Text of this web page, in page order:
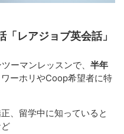
レアジョブ英会話」
ーマンレッスンで、 半年
ーホリやCoop希望者に特
、留学中に知っていると